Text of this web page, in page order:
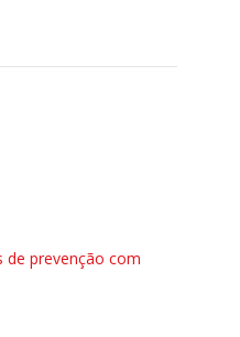
de prevenção com